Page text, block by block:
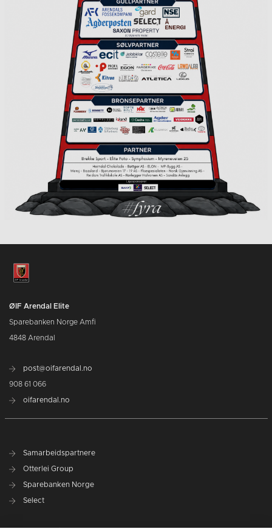
ØIF Arendal Elite
Sparebanken Norge Amfi
4848 Arendal
post@oifarendal.no
908 61 066
oifarendal.no
Samarbeidspartnere
Otterlei Group
Sparebanken Norge
Select